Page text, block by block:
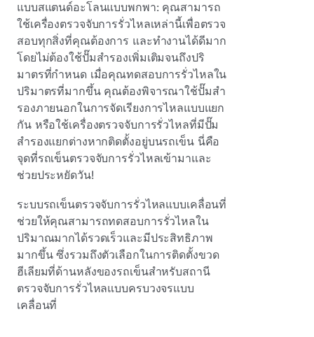
แบบสแตนด์อะโลนแบบพกพา: คุณสามารถ
ใช้เครื่องตรวจจับการรั่วไหลเหล่านี้เพื่อตรวจ
สอบทุกสิ่งที่คุณต้องการ และทํางานได้ดีมาก
โดยไม่ต้องใช้ปั๊มสํารองเพิ่มเติมจนถึงปริ
มาตรที่กําหนด เมื่อคุณทดสอบการรั่วไหลใน
ปริมาตรที่มากขึ้น คุณต้องพิจารณาใช้ปั๊มสํา
รองภายนอกในการจัดเรียงการไหลแบบแยก
กัน หรือใช้เครื่องตรวจจับการรั่วไหลที่มีปั๊ม
สํารองแยกต่างหากติดตั้งอยู่บนรถเข็น นี่คือ
จุดที่รถเข็นตรวจจับการรั่วไหลเข้ามาและ
ช่วยประหยัดวัน!
ระบบรถเข็นตรวจจับการรั่วไหลแบบเคลื่อนที่
ช่วยให้คุณสามารถทดสอบการรั่วไหลใน
ปริมาณมากได้รวดเร็วและมีประสิทธิภาพ
มากขึ้นซึ่งรวมถึงตัวเลือกในการติดตั้งขวด
ฮีเลียมที่ด้านหลังของรถเข็นสําหรับสถานี
ตรวจจับการรั่วไหลแบบครบวงจรแบบ
เคลื่อนที่